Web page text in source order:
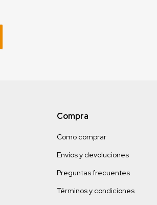
Compra
Como comprar
Envíos y devoluciones
Preguntas frecuentes
Términos y condiciones